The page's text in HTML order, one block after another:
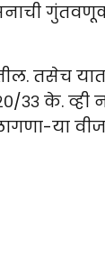
तसेच
३३ के. व्ही
या